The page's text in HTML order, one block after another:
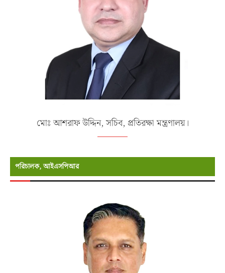
মোঃ আশরাফ উদ্দিন, সচিব, প্রতিরক্ষা মন্ত্রণালয়।
পরিচালক, আইএসপিআর